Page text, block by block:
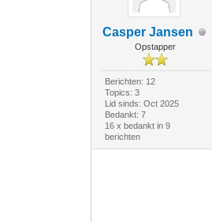
Casper Jansen
Opstapper
Berichten: 12
Topics: 3
Lid sinds: Oct 2025
Bedankt: 7
16 x bedankt in 9
berichten